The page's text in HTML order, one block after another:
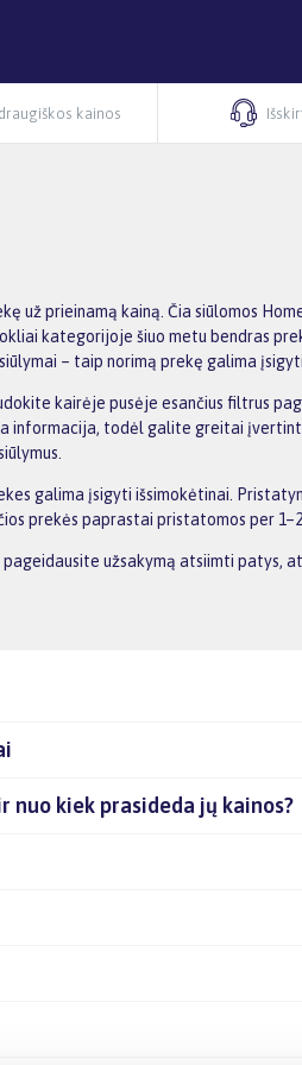
kainos
už prieinamą kainą. Čia siūlomos
kategorijoje šiuo metu bendras
– taip norimą prekę galima įsigyti
kairėje pusėje esančius filtrus
informacija, todėl galite greitai
galima įsigyti išsimokėtinai.
prekės paprastai pristatomos per
užsakymą atsiimti patys,
kiek prasideda jų kainos?